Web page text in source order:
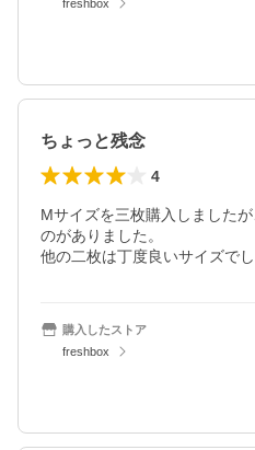
freshbox
ちょっと残念
4
Mサイズを三枚購入しました
のがありました。
他の二枚は丁度良いサイズでし
購入したストア
freshbox